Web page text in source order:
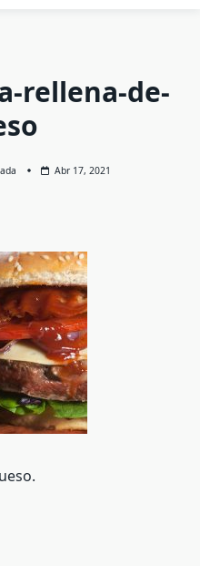
rellena-de-
Abr 17, 2021